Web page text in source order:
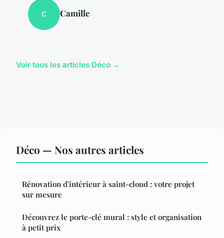
C Camille
Voir tous les articles Déco →
Déco — Nos autres articles
Rénovation d'intérieur à saint-cloud : votre projet
sur mesure
Découvrez le porte-clé mural : style et organisation
à petit prix